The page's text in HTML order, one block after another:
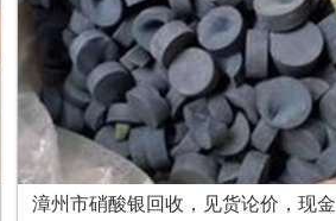
漳州市硝酸银回收，见货论价，现金